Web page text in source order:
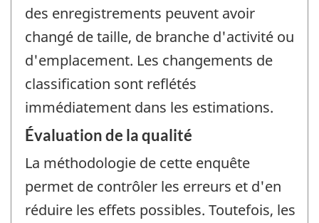
des enregistrements peuvent avoir
changé de taille, de branche d'activité ou
d'emplacement. Les changements de
classification sont reflétés
immédiatement dans les estimations.
Évaluation de la qualité
La méthodologie de cette enquête
permet de contrôler les erreurs et d'en
réduire les effets possibles. Toutefois, les